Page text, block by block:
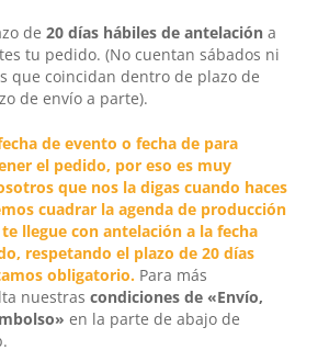
de 20 días hábiles de antelacióna
tu pedido. (No cuentan sábados ni
que coincidan dentro de plazo de
de envío a parte).
de evento o fecha de para
el pedido, por eso es muy
que nos la digas cuando haces
cuadrar la agenda de producción
llegue con antelación a la fecha
respetando el plazo de 20 días
obligatorio. Para más
nuestras condiciones de «Envío,
en la parte de abajo de